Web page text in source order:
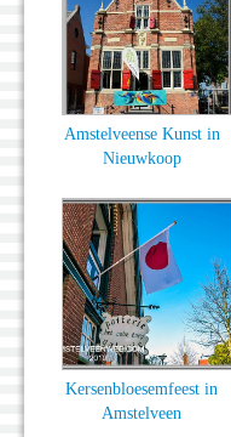
Amstelveense Kunst in
Nieuwkoop
Kersenbloesemfeest in
Amstelveen